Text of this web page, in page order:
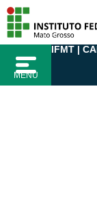
para
conteúdo
MENU
IFMT |